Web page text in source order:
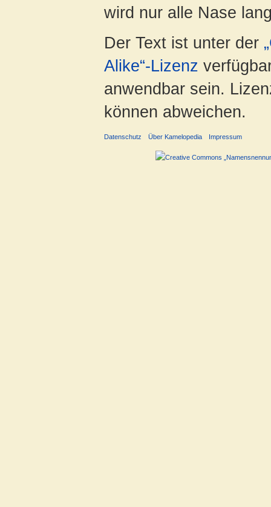
wird nur alle Nase
Der Text ist unter der
Alike“-Lizenz
anwendbar sein.
können abweichen.
Datenschutz Über Kamelopedia Impressum